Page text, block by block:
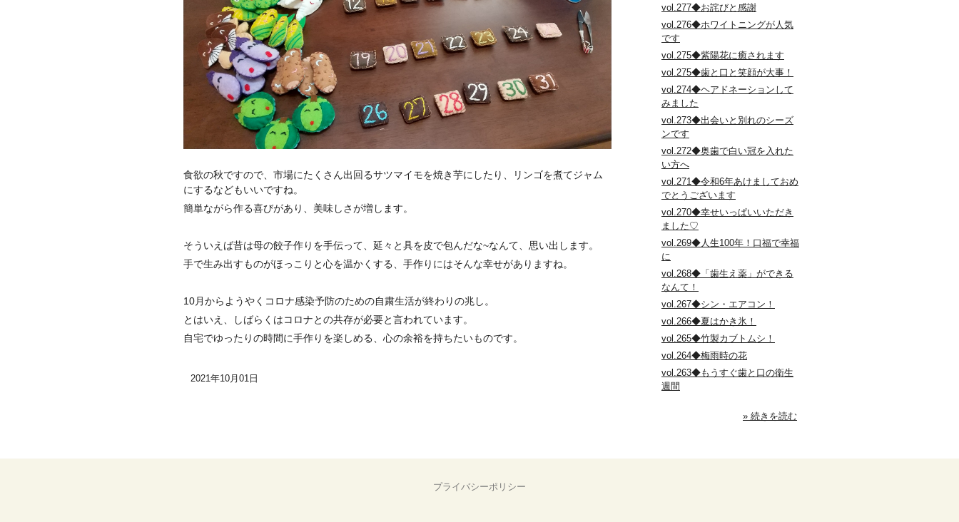
食欲の秋ですので、市場にたくさん出回るサツマイモを焼き芋にしたり、リンゴを煮てジャム
にするなどもいいですね。
簡単ながら作る喜びがあり、美味しさが増します。
そういえば昔は母の餃子作りを手伝って、延々と具を皮で包んだな~なんて、思い出します。
手で生み出すものがほっこりと心を温かくする、手作りにはそんな幸せがありますね。
10月からようやくコロナ感染予防のための自粛生活が終わりの兆し。
とはいえ、しばらくはコロナとの共存が必要と言われています。
自宅でゆったりの時間に手作りを楽しめる、心の余裕を持ちたいものです。
2021年10月01日
vol.277◆お詫びと感謝
vol.276◆ホワイトニングが人気
です
vol.275◆紫陽花に癒されます
vol.275◆歯と口と笑顔が大事！
vol.274◆ヘアドネーションして
みました
vol.273◆出会いと別れのシーズ
ンです
vol.272◆奥歯で白い冠を入れた
い方へ
vol.271◆令和6年あけましておめ
でとうございます
vol.270◆幸せいっぱいいただき
ました♡
vol.269◆人生100年！口福で幸福
に
vol.268◆「歯生え薬」ができる
なんて！
vol.267◆シン・エアコン！
vol.266◆夏はかき氷！
vol.265◆竹製カブトムシ！
vol.264◆梅雨時の花
vol.263◆もうすぐ歯と口の衛生
週間
» 続きを読む
プライバシーポリシー